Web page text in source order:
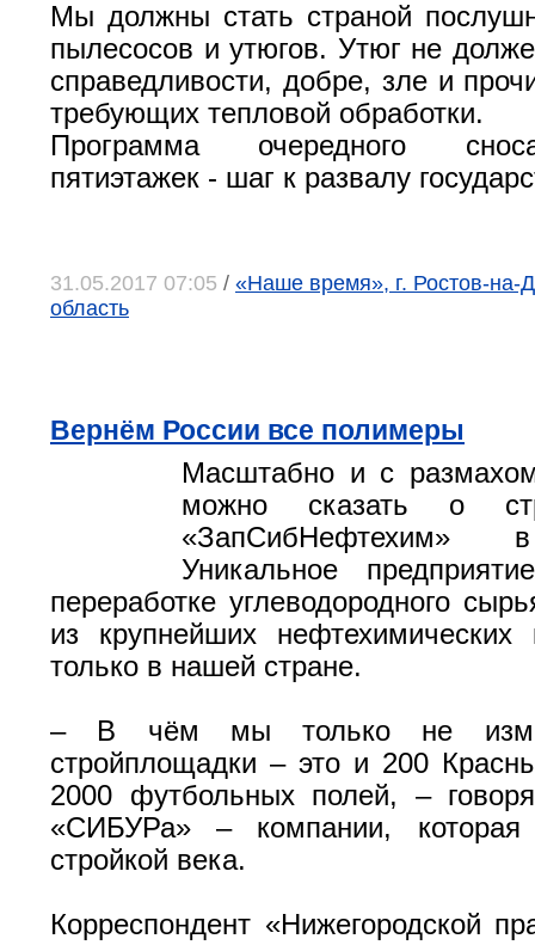
Мы должны стать страной
пылесосов и утюгов. Утюг не
справедливости, добре, зле и
требующих тепловой обработки.
Программа очередного
пятиэтажек - шаг к развалу
31.05.2017 07:05 / «Наше время», г. Ростов-на-
область
Вернём России все полимеры
Масштабно и с
можно сказать о
«ЗапСибНефтехим»
Уникальное
переработке углеводородного
из крупнейших нефтехимических
только в нашей стране.
– В чём мы только не
стройплощадки – это и 200
2000 футбольных полей, –
«СИБУРа» – компании, которая
стройкой века.
Корреспондент «Нижегородской